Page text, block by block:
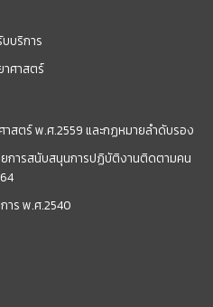
บริการ
าศาสตร์
สตร์ พ.ศ.2559 และกฏหมายลำดับรอง
ยการสนับสนุนการปฏิบัติงานติดตามคน
าร พ.ศ.2540